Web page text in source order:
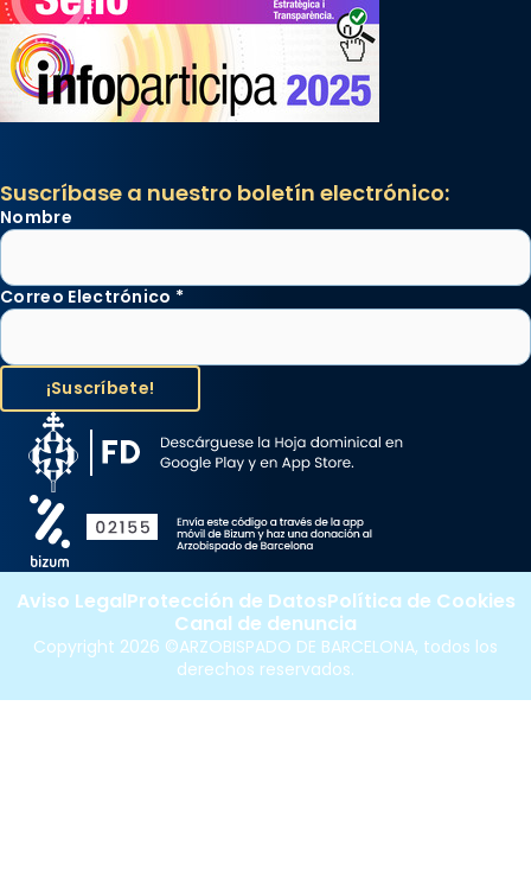
Suscríbase a nuestro boletín electrónico:
Nombre
Correo Electrónico *
Copyright 2026 ©ARZOBISPADO DE BARCELONA, todos los
derechos reservados.
Aviso LegalProtección de DatosPolítica de Cookies
Canal de denuncia